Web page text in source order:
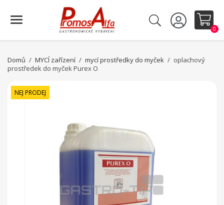
0
Domů MYCÍ zařízení mycí prostředky do myček
oplachový
prostředek do myček Purex O
NEJ PRODEJ